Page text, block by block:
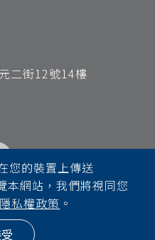
您的裝置上傳送
本網站，我們將視同您
隱私權政策 。
二街12號14樓
安全漏洞
Rights Reserved.